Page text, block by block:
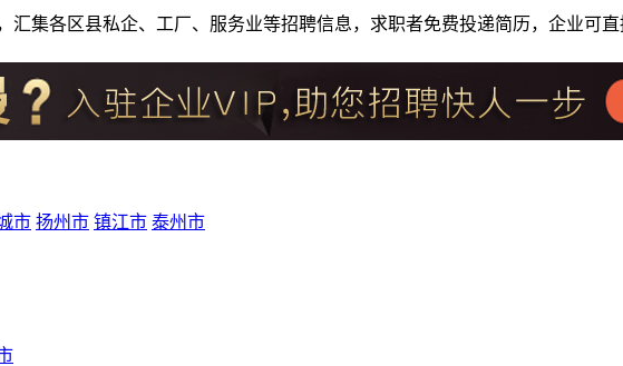
汇集各区县私企、工厂、服务业等招聘信息，求职者免费投递简历，企业可
市 扬州市 镇江市 泰州市